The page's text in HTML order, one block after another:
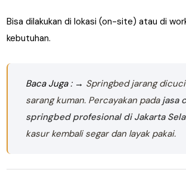
Bisa dilakukan di lokasi (on-site) atau di
kebutuhan.
Baca Juga : → Springbed jarang
sarang kuman. Percayakan pada jasa
springbed profesional di Jakarta
kasur kembali segar dan layak pakai.